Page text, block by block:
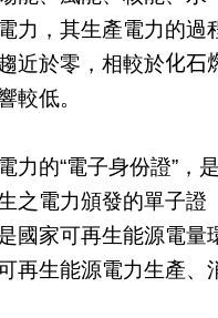
力，其生產電力的過
近於零，相較於化石
較低。
力的“電子身份證”，
之電力頒發的單子證
國家可再生能源電量
再生能源電力生產、